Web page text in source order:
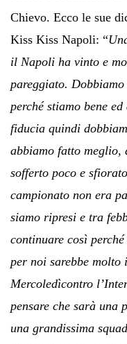
Chievo. Ecco le sue
Kiss Kiss Napoli: “
il Napoli ha vinto e
pareggiato.
perché stiamo bene
fiducia quindi
abbiamo fatto
sofferto poco e
campionato non era
siamo ripresi e tra
continuare così
per noi sarebbe
Mercoledìcontro
pensare che sarà
una grandissima